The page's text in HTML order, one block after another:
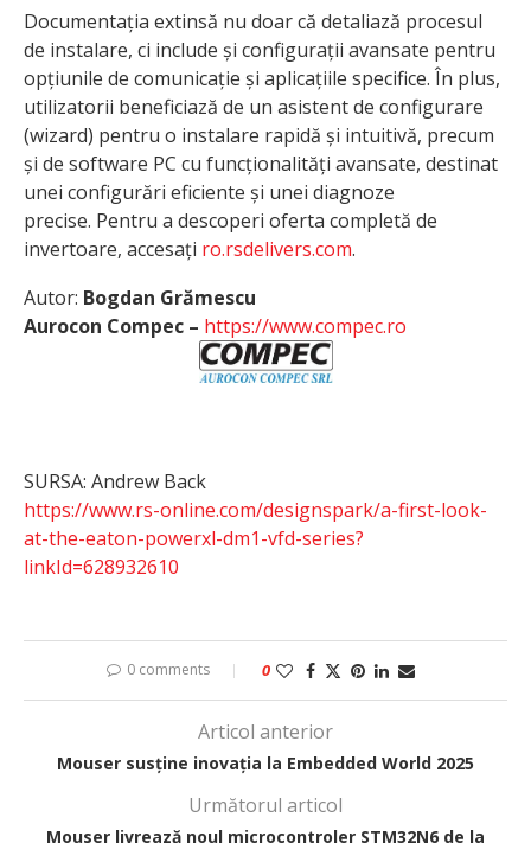
Documentația extinsă nu doar că detaliază procesul
de instalare, ci include și configurații avansate pentru
opțiunile de comunicație și aplicațiile specifice. În plus,
utilizatorii beneficiază de un asistent de configurare
(wizard) pentru o instalare rapidă și intuitivă, precum
și de software PC cu funcționalități avansate, destinat
unei configurări eficiente și unei diagnoze
precise. Pentru a descoperi oferta completă de
invertoare, accesați ro.rsdelivers.com.
Autor: Bogdan Grămescu
Aurocon Compec – https://www.compec.ro
SURSA: Andrew Back
https://www.rs-online.com/designspark/a-first-look-
at-the-eaton-powerxl-dm1-vfd-series?
linkId=628932610
0 comments 0
Articol anterior
Mouser susține inovația la Embedded World 2025
Următorul articol
Mouser livrează noul microcontroler STM32N6 de la